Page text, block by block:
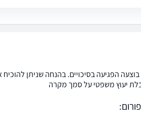
הפגיעה בסיכויים. בהנחה שניתן
יעוץ משפטי על סמך מקרה